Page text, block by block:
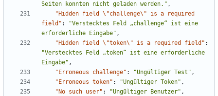
Seiten konnten nicht geladen werden." ,
"Hidden field \"challenge\" is a required
field" :
"Verstecktes Feld „challenge“ ist eine
erforderliche Eingabe" ,
"Hidden field \"token\" is a required field" :
"Verstecktes Feld „token“ ist eine erforderliche
Eingabe" ,
"Erroneous challenge" : "Ungültiger Test" ,
"Erroneous token" : "Ungültiger Token" ,
"No such user" : "Ungültiger Benutzer" ,